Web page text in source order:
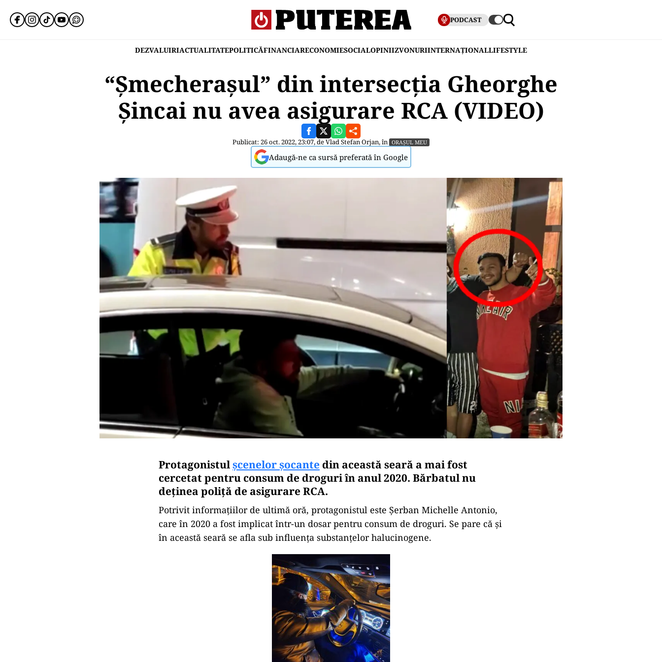
PODCAST
DEZVALUIRIACTUALITATEPOLITICĂFINANCIARECONOMIESOCIALOPINIIZVONURIINTERNAȚIONALLIFESTYLE
“Șmecherașul” din intersecția Gheorghe
Șincai nu avea asigurare RCA (VIDEO)
Publicat: 26 oct. 2022, 23:07, deVlad Stefan Orjan, în ORAȘUL MEU
Adaugă-ne ca sursă preferată în Google
Protagonistulșcenelor șocante din această seară a mai fost
cercetat pentru consum de droguri în anul 2020. Bărbatul nu
deținea poliță de asigurare RCA.
Potrivit informațiilor de ultimă oră, protagonistul este Șerban Michelle Antonio,
care în 2020 a fost implicat într-un dosar pentru consum de droguri. Se pare că și
în această seară se afla sub influența substanțelor halucinogene.